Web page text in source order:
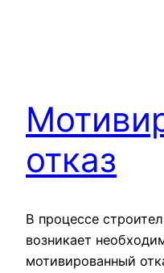
отказ
В процессе
возникает
мотивированный